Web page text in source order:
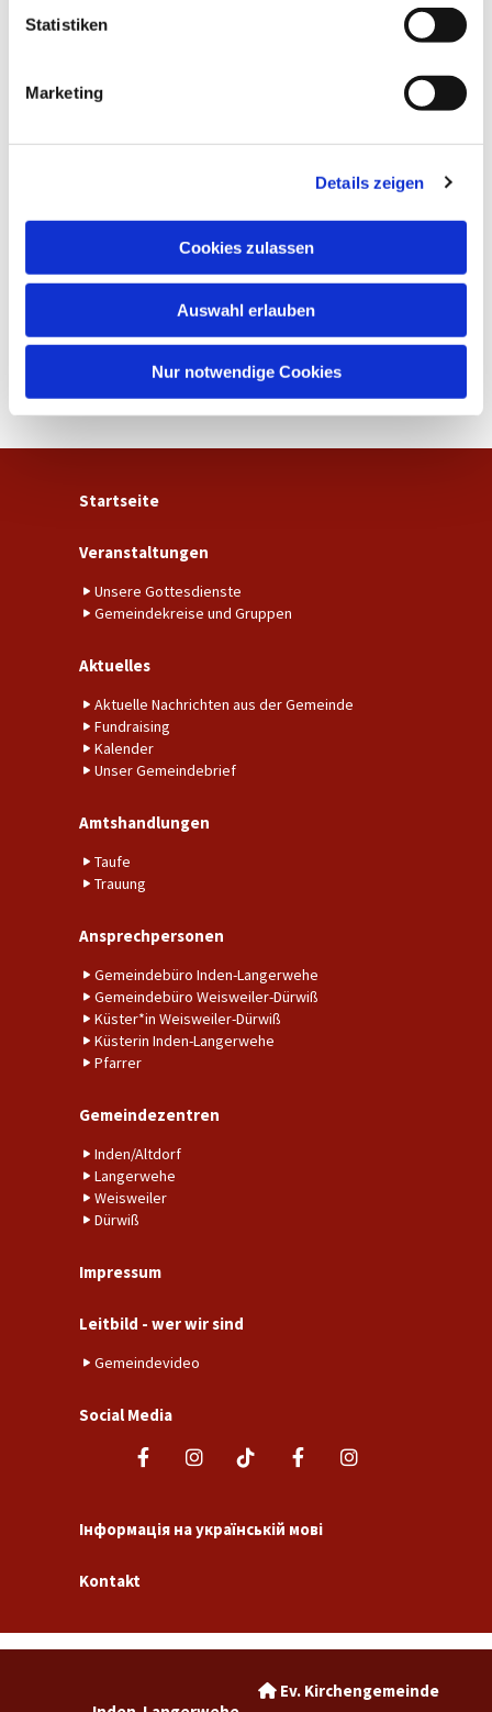
Statistiken
Marketing
Details zeigen
Cookies zulassen
Auswahl erlauben
Nur notwendige Cookies
Startseite
Veranstaltungen
Unsere Gottesdienste
Gemeindekreise und Gruppen
Aktuelles
Aktuelle Nachrichten aus der Gemeinde
Fundraising
Kalender
Unser Gemeindebrief
Amtshandlungen
Taufe
Trauung
Ansprechpersonen
Gemeindebüro Inden-Langerwehe
Gemeindebüro Weisweiler-Dürwiß
Küster*in Weisweiler-Dürwiß
Küsterin Inden-Langerwehe
Pfarrer
Gemeindezentren
Inden/Altdorf
Langerwehe
Weisweiler
Dürwiß
Impressum
Leitbild - wer wir sind
Gemeindevideo
Social Media
Інформація на українській мові
Kontakt
Ev. Kirchengemeinde